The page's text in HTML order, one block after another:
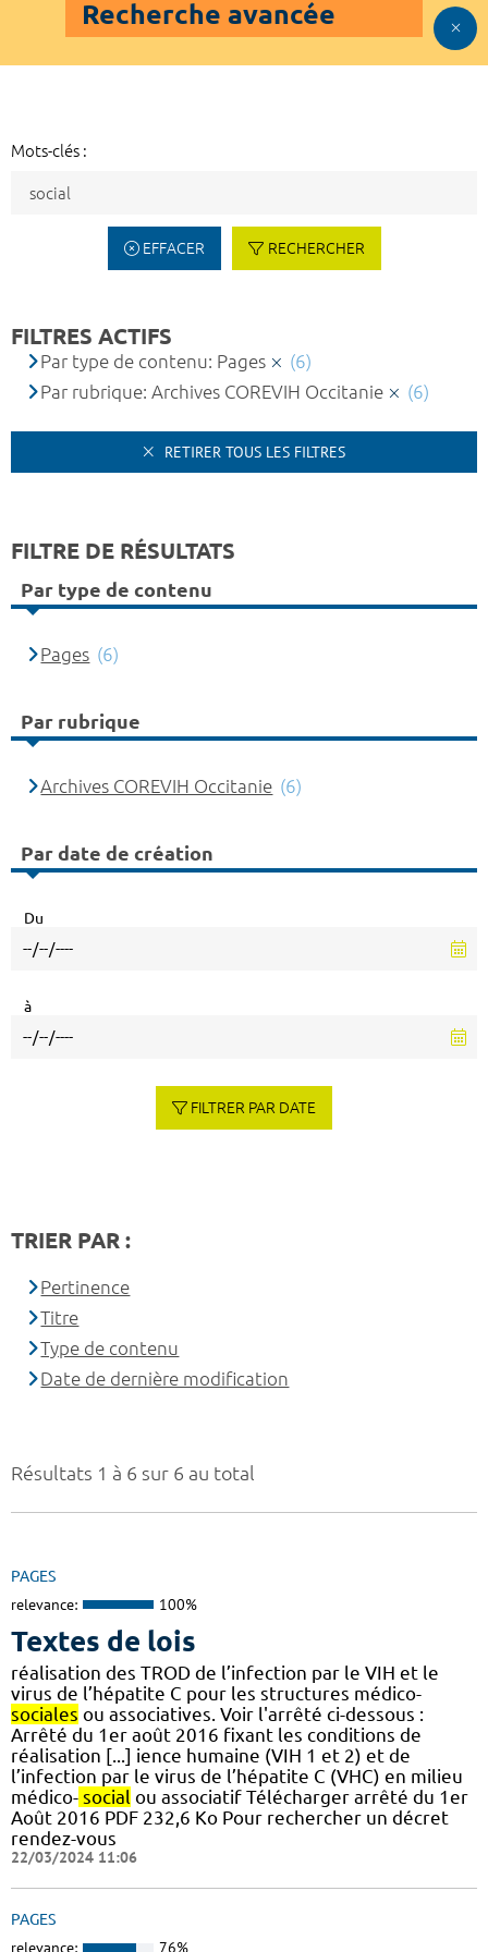
Recherche avancée
Mots-clés :
EFFACER RECHERCHER
Résultats 1 à 6 sur 6 au total
PAGES
relevance: 100%
Textes de lois
réalisation des TROD de l’infection par le VIH et le
virus de l’hépatite C pour les structures médico-
sociales ou associatives. Voir l'arrêté ci-dessous :
Arrêté du 1er août 2016 fixant les conditions de
réalisation [...] ience humaine (VIH 1 et 2) et de
l’infection par le virus de l’hépatite C (VHC) en milieu
médico- social ou associatif Télécharger arrêté du 1er
Août 2016 PDF 232,6 Ko Pour rechercher un décret
rendez-vous
22/03/2024 11:06
PAGES
relevance: 76%
FILTRES ACTIFS
Par type de contenu: Pages
(6)
Par rubrique: Archives COREVIH Occitanie
(6)
RETIRER TOUS LES FILTRES
FILTRE DE RÉSULTATS
Par type de contenu
Pages (6)
Par rubrique
Archives COREVIH Occitanie (6)
Par date de création
Du
à
FILTRER PAR DATE
TRIER PAR :
Pertinence
Titre
Type de contenu
Date de dernière modification